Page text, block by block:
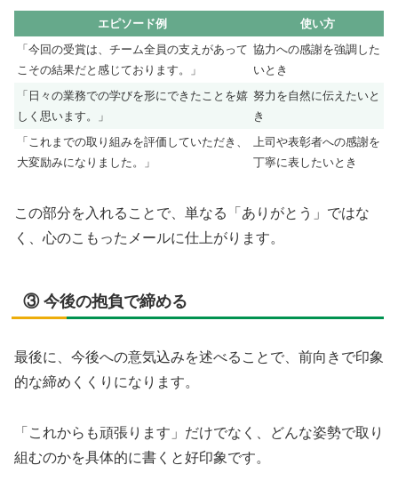
エピソード例
使い方
「今回の受賞は、チーム全員の支えがあって
こその結果だと感じております。」
協力への感謝を強調した
いとき
「日々の業務での学びを形にできたことを嬉
しく思います。」
努力を自然に伝えたいと
き
「これまでの取り組みを評価していただき、
大変励みになりました。」
上司や表彰者への感謝を
丁寧に表したいとき
この部分を入れることで、単なる「ありがとう」ではな
く、心のこもったメールに仕上がります。
③ 今後の抱負で締める
最後に、今後への意気込みを述べることで、前向きで印象
的な締めくくりになります。
「これからも頑張ります」だけでなく、どんな姿勢で取り
組むのかを具体的に書くと好印象です。